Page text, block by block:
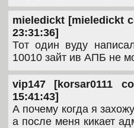
mieledickt [mieledickt
23:31:36]
Тот один вуду
10010 зайт ив АПБ не
vip147 [korsar0111
15:41:43]
А почему когда я
а после меня кикает